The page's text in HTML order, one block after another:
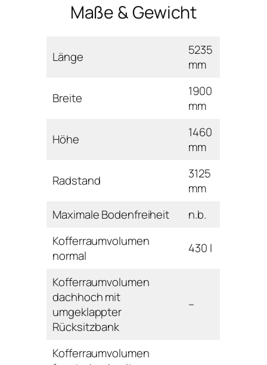
Maße & Gewicht
Länge
5235
mm
Breite
1900
mm
Höhe
1460
mm
Radstand
3125
mm
Maximale Bodenfreiheit
n.b.
Kofferraumvolumen
normal
430 l
Kofferraumvolumen
dachhoch mit
umgeklappter
Rücksitzbank
–
Kofferraumvolumen